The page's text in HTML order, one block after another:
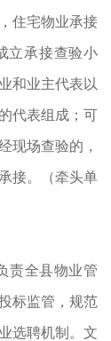
住宅物业承接
立承接查验小
和业主代表以
代表组成；可
现场查验的，
接。（牵头单
全县物业管
标监管，规范
选聘机制。文